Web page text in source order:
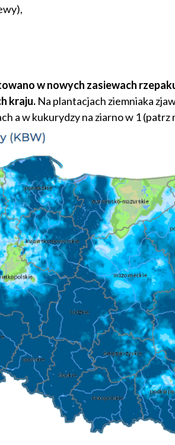
w nowych zasiewach
kraju. Na plantacjach ziemniaka
a w kukurydzy na ziarno w 1 (patrz